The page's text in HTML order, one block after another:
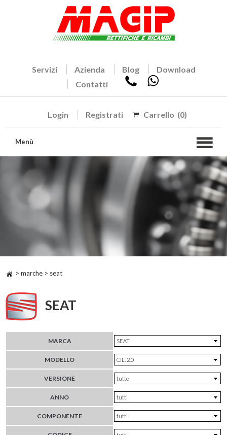
Servizi Azienda Blog
Download
Contatti
Login Registrati Carrello (0)
Menù
> marche > seat
SEAT
MARCA
MODELLO
VERSIONE
ANNO
COMPONENTE